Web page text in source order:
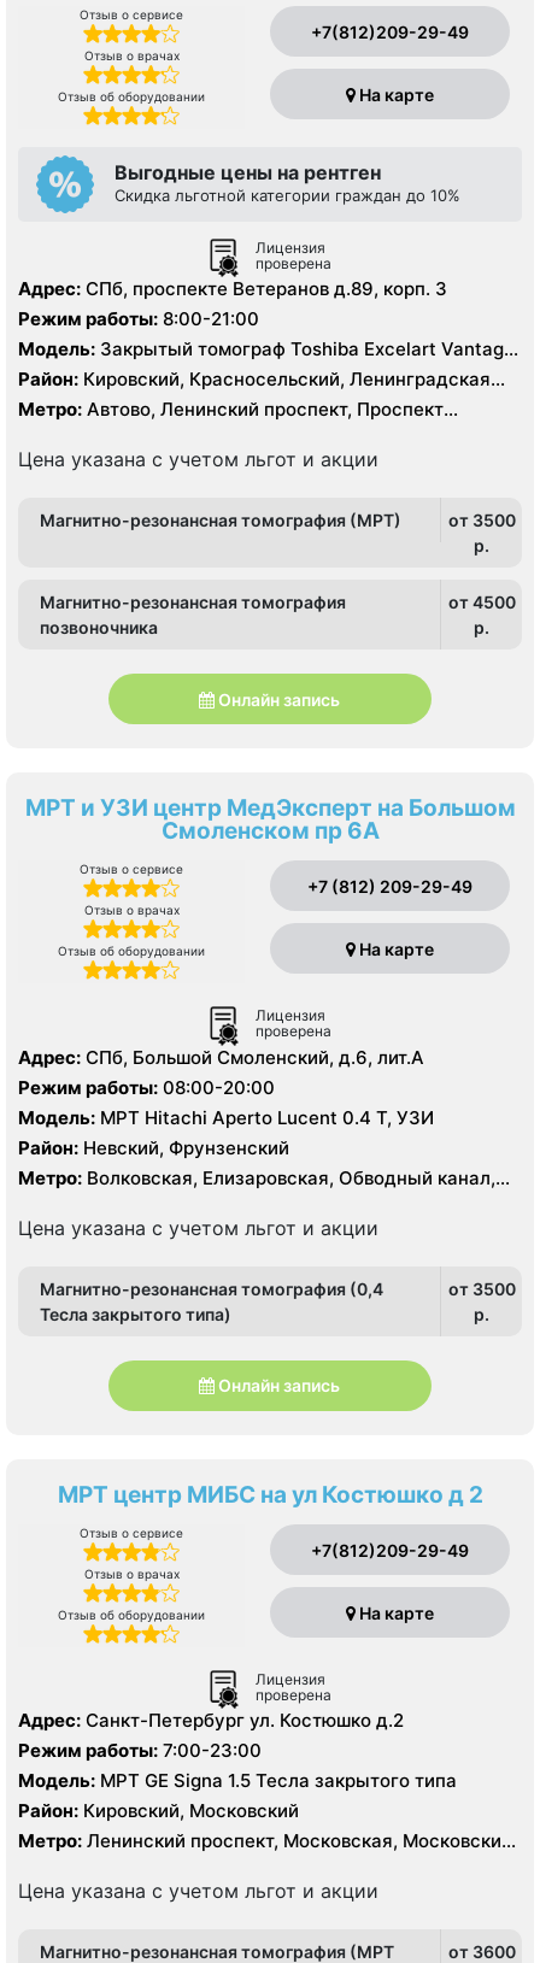
Отзыв о сервисе
Отзыв о врачах
Отзыв об оборудовании
+7(812)209-29-49
На карте
Выгодные цены на рентген
Скидка льготной категории граждан до 10%
Лицензия
проверена
Адрес: СПб, проспекте Ветеранов д.89, корп. 3
Режим работы: 8:00-21:00
Модель: Закрытый томограф Toshiba Excelart Vantage
1.5 Тесла
Район: Кировский, Красносельский, Ленинградская
область, Московский, Петродворцовый
Метро: Автово, Ленинский проспект, Проспект
Цена указана с учетом льгот и акции
Магнитно-резонансная томография (МРТ)
от 3500
p.
Магнитно-резонансная томография
позвоночника
от 4500
p.
Онлайн запись
МРТ и УЗИ центр МедЭксперт на Большом
Смоленском пр 6А
Отзыв о сервисе
Отзыв о врачах
Отзыв об оборудовании
+7 (812) 209-29-49
На карте
Лицензия
проверена
Адрес: СПб, Большой Смоленский, д.6, лит.А
Режим работы: 08:00-20:00
Модель: МРТ Hitachi Aperto Lucent 0.4 Т, УЗИ
Район: Невский, Фрунзенский
Метро: Волковская, Елизаровская, Обводный канал,
Цена указана с учетом льгот и акции
Магнитно-резонансная томография (0,4
Тесла закрытого типа)
от 3500
p.
Онлайн запись
МРТ центр МИБС на ул Костюшко д 2
Отзыв о сервисе
Отзыв о врачах
Отзыв об оборудовании
+7(812)209-29-49
На карте
Лицензия
проверена
Адрес: Санкт-Петербург ул. Костюшко д.2
Режим работы: 7:00-23:00
Модель: МРТ GE Signa 1.5 Тесла закрытого типа
Район: Кировский, Московский
Метро: Ленинский проспект, Московская, Московские
Цена указана с учетом льгот и акции
Магнитно-резонансная томография (МРТ
от 3600